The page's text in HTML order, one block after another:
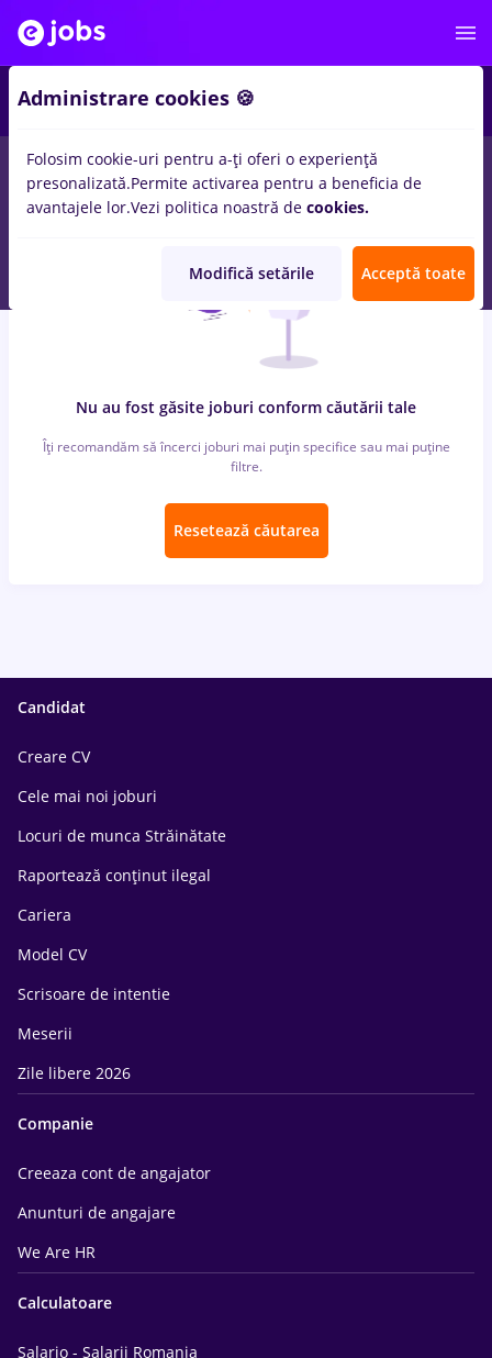
locuri de muncacu salarii 3ds max, Full timeinIT / Telecom
Nu au fost găsite joburi conform căutării tale
Îți recomandăm să încerci joburi mai puțin specifice sau mai puține
filtre.
Resetează căutarea
Candidat
Creare CV
Cele mai noi joburi
Locuri de munca Străinătate
Raportează conținut ilegal
Cariera
Model CV
Scrisoare de intentie
Meserii
Zile libere 2026
Companie
Creeaza cont de angajator
Anunturi de angajare
We Are HR
Calculatoare
Salario - Salarii Romania
Administrare cookies 🍪
Folosim cookie-uri pentru a-ți oferi o experiență
presonalizată.Permite activarea pentru a beneficia de
avantajele lor.Vezi politica noastră de cookies.
Modifică setările Acceptă toate